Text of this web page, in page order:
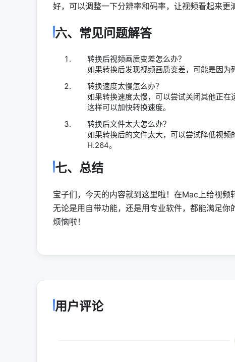
好，可以调整一下分辨率和码率，让视频看起来更
六、常见问题解答
转换后视频画质变差怎么办？
如果转换后发现视频画质变差，可能是因为
转换速度太慢怎么办？
如果转换速度太慢，可以尝试关闭其他正在
这样可以加快转换速度。
转换后文件太大怎么办？
如果转换后的文件太大，可以尝试降低视
H.264。
七、总结
宝子们，今天的内容就到这里啦！在Mac上给视频
无论是用自带功能，还是用专业软件，都能满足
烦恼啦！
用户评论